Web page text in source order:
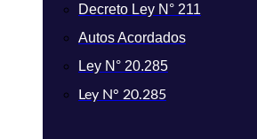
Decreto Ley N° 211
Autos Acordados
Ley N° 20.285
Ley N° 20.285